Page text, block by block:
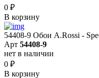
0 ₽
В корзину
54408-9 Обои A.Rossi -
Арт 54408-9
нет в наличии
0 ₽
В корзину